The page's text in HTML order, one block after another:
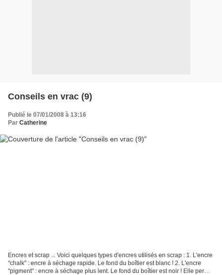
Conseils en vrac (9)
Publié le 07/01/2008 à 13:16
Par Catherine
Encres et scrap ... Voici quelques types d'encres utilisés en scrap : 1. L'encre
"chalk" : encre à séchage rapide. Le fond du boîtier est blanc ! 2. L'encre
"pigment" : encre à séchage plus lent. Le fond du boîtier est noir ! Elle permet